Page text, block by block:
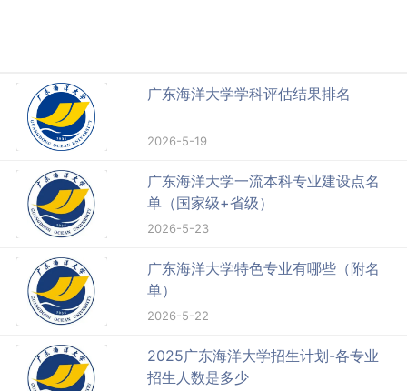
广东海洋大学学科评估结果排名
2026-5-19
广东海洋大学一流本科专业建设点名
单（国家级+省级）
2026-5-23
广东海洋大学特色专业有哪些（附名
单）
2026-5-22
2025广东海洋大学招生计划-各专业
招生人数是多少